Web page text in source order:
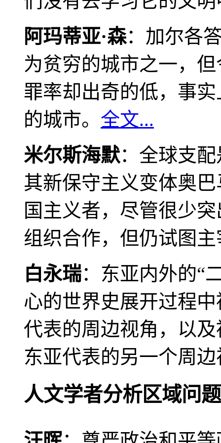
阿玛蒂亚·森：加尔各
为贫穷的城市之一，
罪率却出奇的低，事
的城市。 全文...
米尔斯海默：全球支
其新保守主义变体奥
国主义者，尽管很少
组织合作，但仍试图
白永瑞：东亚内外的“
心的世界史展开过程
代表的周边视角，以
东亚代表的另一个周
人文学者分析区域问题